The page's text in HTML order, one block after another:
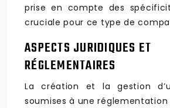
prise en compte des
cruciale pour ce type de
ASPECTS JURIDIQUES ET
RÉGLEMENTAIRES
La création et la gestion
soumises à une réglementation